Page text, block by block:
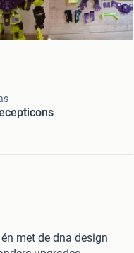
met de dna design